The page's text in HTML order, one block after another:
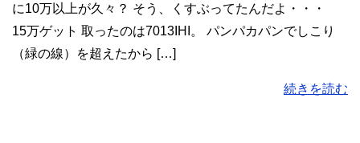
に10万以上が久々？ そう、くすぶってたんだよ・・・
15万ゲット 取ったのは7013IHI。 パンパカパンでしこり
（緑の線）を超えたから […]
続きを読む